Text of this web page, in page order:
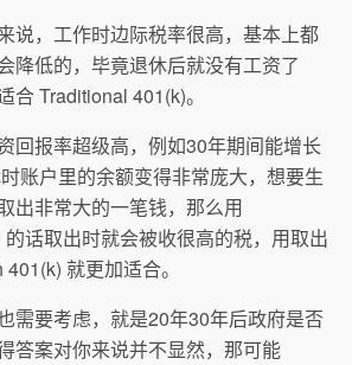
说，工作时边际税率很高，基本上都
降低的，毕竟退休后就没有工资了
合 Traditional 401(k)。
回报率超级高，例如30年期间能增长
账户里的余额变得非常庞大，想要生
出非常大的一笔钱，那么用
话取出时就会被收很高的税，用取出
就更加适合。
需要考虑，就是20年30年后政府是否
答案对你来说并不显然，那可能